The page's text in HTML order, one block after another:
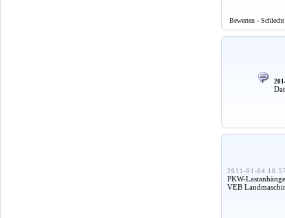
Bewerten - Schlecht
2011-01-04
PKW-
VEB